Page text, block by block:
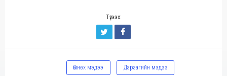
Түгээх:
Өмнөх мэдээ Дараагийн мэдээ